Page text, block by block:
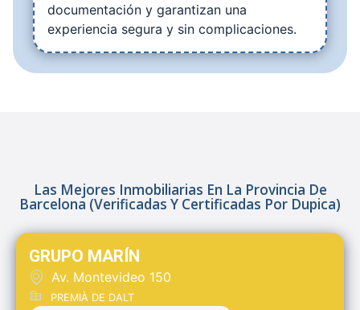
documentación y garantizan una
experiencia segura y sin complicaciones.
Las Mejores Inmobiliarias En La Provincia De
Barcelona (verificadas Y Certificadas Por Dupica)
GRUPO MARÍN
Av. Montevideo 150
PREMIÀ DE DALT